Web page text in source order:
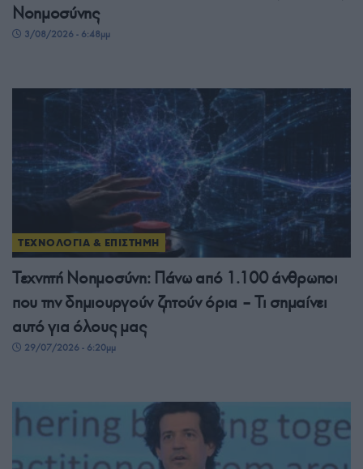
Νοημοσύνης
3/08/2026 - 6:48μμ
ΤΕΧΝΟΛΟΓΙΑ & ΕΠΙΣΤΗΜΗ
Τεχνητή Νοημοσύνη: Πάνω από 1.100 άνθρωποι
που την δημιουργούν ζητούν όρια – Τι σημαίνει
αυτό για όλους μας
29/07/2026 - 6:20μμ